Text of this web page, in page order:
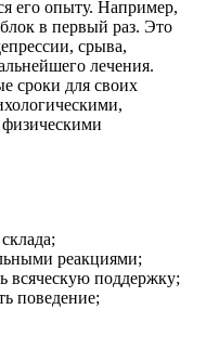
его опыту. Например,
в первый раз. Это
срыва,
лечения.
сроки для своих
реакциями;
всяческую поддержку;
поведение;